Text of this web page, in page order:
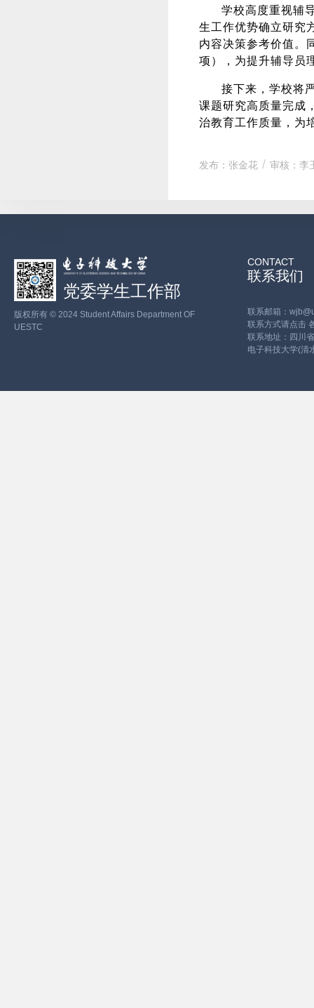
学校高度重视辅
生工作优势确立研究
内容决策参考价值。
项），为提升辅导员
接下来，学校将
课题研究高质量完成
治教育工作质量，为
发布：张金花 审核：李
党委学生工作部
版权所有 © 2024 Student Affairs Department OF
UESTC
CONTACT
联系我们
联系邮箱：
联系方式请点击
联系地址：四川
电子科技大学(清